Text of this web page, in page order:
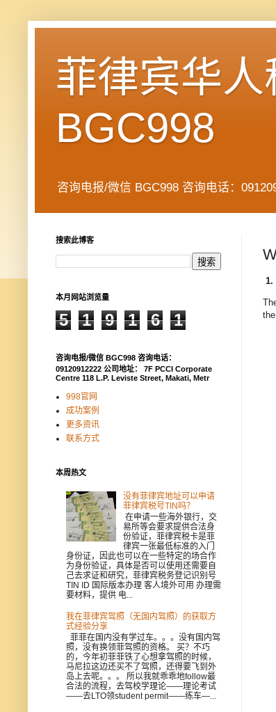
菲律宾华
BGC998
咨询电报/微信 BGC998 咨询电话：
1.
搜索此博客
本月网站浏览量
5 1 9 1 6 1
咨询电报/微信 BGC998 咨询电话：
09120912222 公司地址： 7F PCCI Corporate
Centre 118 L.P. Leviste Street, Makati, Metr
998官网
成功案例
更多资讯
联系方式
本周热文
没有菲律宾地址可以申请
菲律宾税号TIN吗？
在申请一些海外银行，交
易所等会要求提供合法身
份验证，菲律宾税卡是菲
律宾一张最低标准的入门
身份证，因此也可以在一些特定的场合作
为身份验证，具体是否可以使用还需要自
己去求证和研究，菲律宾税务登记识别号
TIN ID 国际版本办理 客人境外可用 办理需
要材料，提供 电...
我在菲律宾驾照（无国内驾照）的获取方
式经验分享
菲菲在国内没有学过车。。。没有国内驾
照，没有换领菲驾照的资格。 买？不巧
的，今年初菲菲铁了心想拿驾照的时候，
马尼拉这边还买不了驾照，还得要飞到外
岛上去呢。。。 所以我就乖乖地follow最
合法的流程，去驾校学理论——理论考试
——去LTO领student permit——练车—...